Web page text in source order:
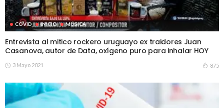
COVID INICIO MÚSICA
Entrevista al mitico rockero uruguayo ex traidores Juan
Casanova, autor de Data, oxígeno puro para inhalar HOY
3 Mayo 2021 875